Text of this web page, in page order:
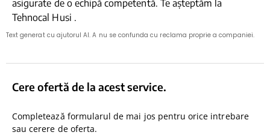
asigurate de o echipă competentă. Te așteptăm la
Tehnocal Husi .
Text generat cu ajutorul AI. A nu se confunda cu reclama proprie a companiei.
Cere ofertă de la acest service.
Completează formularul de mai jos pentru orice intrebare
sau cerere de oferta.